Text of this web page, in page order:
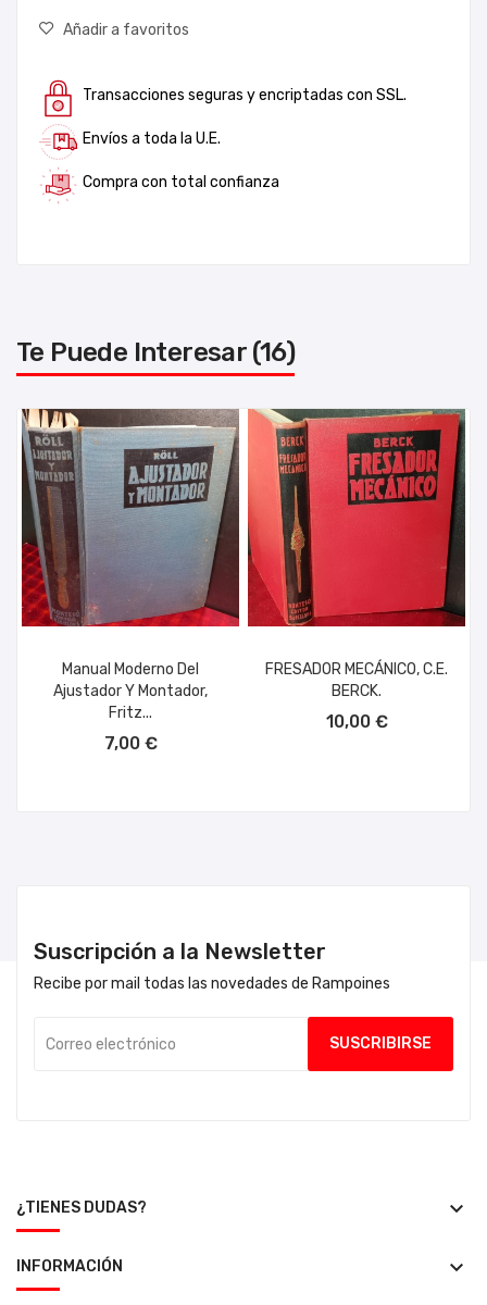
Añadir a favoritos
Transacciones seguras y encriptadas con SSL.
Envíos a toda la U.E.
Compra con total confianza
Te Puede Interesar (16)
Manual Moderno Del
Ajustador Y Montador,
Fritz...
7,00 €
FRESADOR MECÁNICO, C.E.
BERCK.
10,00 €
Suscripción a la Newsletter
Recibe por mail todas las novedades de Rampoines
¿TIENES DUDAS? keyboard_arrow_down
INFORMACIÓN keyboard_arrow_down